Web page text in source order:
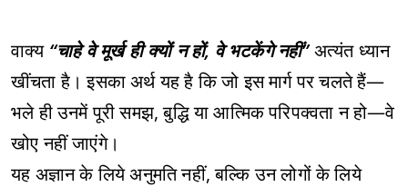
वाक्य “चाहे वे मूर्ख ही क्यों न हों, वे भटकेंगे नहीं”अत्यंत ध्यान
खींचता है। इसका अर्थ यह है कि जो इस मार्ग पर चलते हैं—
भले ही उनमें पूरी समझ, बुद्धि या आत्मिक परिपक्वता न हो—वे
खोए नहीं जाएंगे।
यह अज्ञान के लिये अनुमति नहीं, बल्कि उन लोगों के लिये